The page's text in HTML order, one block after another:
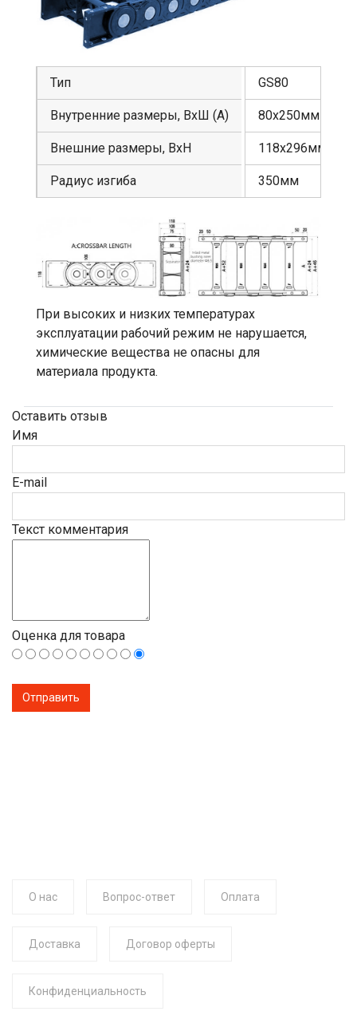
Тип
Внутренние размеры, ВхШ (А)
Внешние размеры, ВхН
Радиус изгиба
GS80
80х250мм
118х296мм
350мм
При высоких и низких температурах
эксплуатации рабочий режим не нарушается,
химические вещества не опасны для
материала продукта.
Оставить отзыв
Имя
E-mail
Текст комментария
Оценка для товара
О нас Вопрос-ответ Оплата
Доставка Договор оферты
Конфиденциальность